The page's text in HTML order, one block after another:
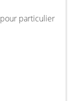
particulier